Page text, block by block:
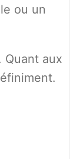
ou un
Quant aux